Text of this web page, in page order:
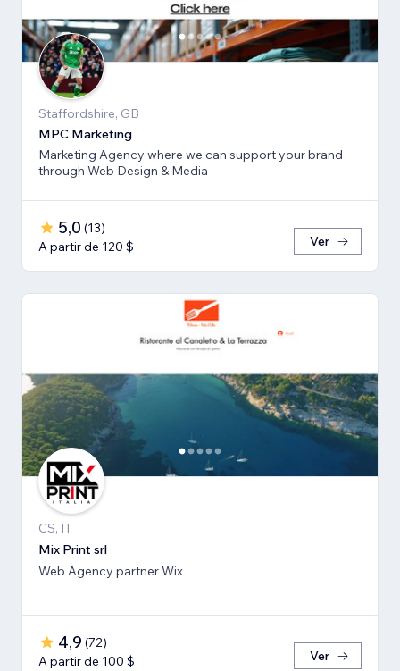
Staffordshire, GB
MPC Marketing
Marketing Agency where we can support your brand
through Web Design & Media
5,0 (13)
A partir de 120 $
Ver
CS, IT
Mix Print srl
Web Agency partner Wix
4,9 (72)
A partir de 100 $
Ver